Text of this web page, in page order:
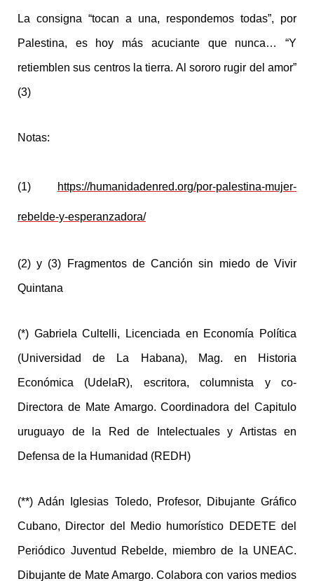
La consigna “tocan a una, respondemos todas”, por
Palestina, es hoy más acuciante que nunca… “Y
retiemblen sus centros la tierra. Al sororo rugir del amor”
(3)
Notas:
(1) https://humanidadenred.org/por-palestina-mujer-
rebelde-y-esperanzadora/
(2) y (3) Fragmentos de Canción sin miedo de Vivir
Quintana
(*) Gabriela Cultelli, Licenciada en Economía Política
(Universidad de La Habana), Mag. en Historia
Económica (UdelaR), escritora, columnista y co-
Directora de Mate Amargo. Coordinadora del Capitulo
uruguayo de la Red de Intelectuales y Artistas en
Defensa de la Humanidad (REDH)
(**) Adán Iglesias Toledo, Profesor, Dibujante Gráfico
Cubano, Director del Medio humorístico DEDETE del
Periódico Juventud Rebelde, miembro de la UNEAC.
Dibujante de Mate Amargo. Colabora con varios medios